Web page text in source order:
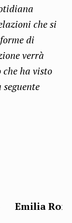
che si
di
verrà
ha visto
Emilia